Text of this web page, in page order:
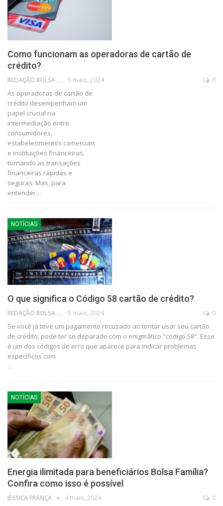
Como funcionam as operadoras de cartão de
crédito?
REDAÇÃO BOLSA FAMÍLIA 5 maio, 2024 0
As operadoras de cartão de
crédito desempenham um
papel crucial na
intermediação entre
consumidores,
estabelecimentos comerciais
e instituições financeiras,
tornando as transações
financeiras rápidas e
seguras. Mas, para
entender…
NOTÍCIAS
O que significa o Código 58 cartão de crédito?
REDAÇÃO BOLSA FAMÍLIA 5 maio, 2024 0
Se você já teve um pagamento recusado ao tentar usar seu cartão
de crédito, pode ter se deparado com o enigmático "código 58". Esse
é um dos códigos de erro que aparece para indicar problemas
específicos com
…
NOTÍCIAS
Energia ilimitada para beneficiários Bolsa Família?
Confira como isso é possível
JÉSSICA FRANÇA 4 maio, 2024 0